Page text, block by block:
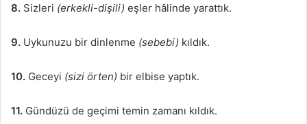
8. Sizleri (erkekli-dişili) eşler hâlinde yarattık.
9. Uykunuzu bir dinlenme (sebebi) kıldık.
10. Geceyi (sizi örten) bir elbise yaptık.
11. Gündüzü de geçimi temin zamanı kıldık.